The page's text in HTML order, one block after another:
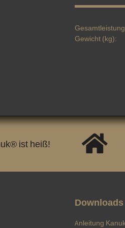
Gewicht (kg):
ist heiß!
Downloads
Anleitung